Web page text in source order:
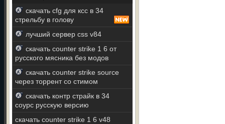
скачать cfg для ксс в 34
стрельбу в голову
лучший сервер css v84
скачать counter strike 1 6 от
русского мясника без модов
скачать counter strike source
через торрент со стимом
скачать контр страйк в 34
соурс русскую версию
скачать counter strike 1 6 v48